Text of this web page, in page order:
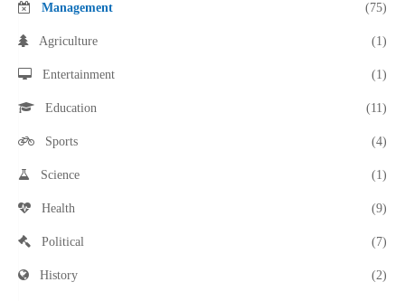
Management (75)
Agriculture (1)
Entertainment (1)
Education (11)
Sports (4)
Science (1)
Health (9)
Political (7)
History (2)